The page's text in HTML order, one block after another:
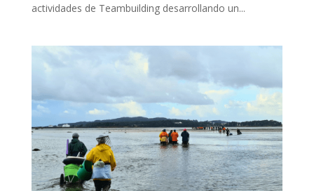
actividades de Teambuilding desarrollando un...